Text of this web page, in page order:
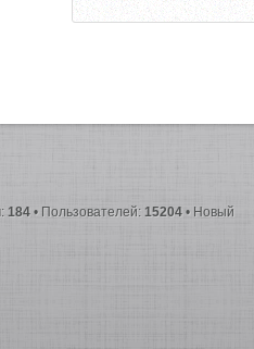
184 • Пользователей: 15204 • Новый